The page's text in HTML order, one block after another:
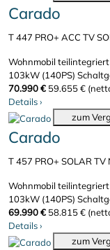
Carado
T 447 PRO+ ACC TV
Wohnmobil teilintegriert
103kW (140PS)
70.990 € 59.655 €
Details›
zum
Carado
T 457 PRO+ SOLAR TV
Wohnmobil teilintegriert
103kW (140PS)
69.990 € 58.815 €
Details›
zum